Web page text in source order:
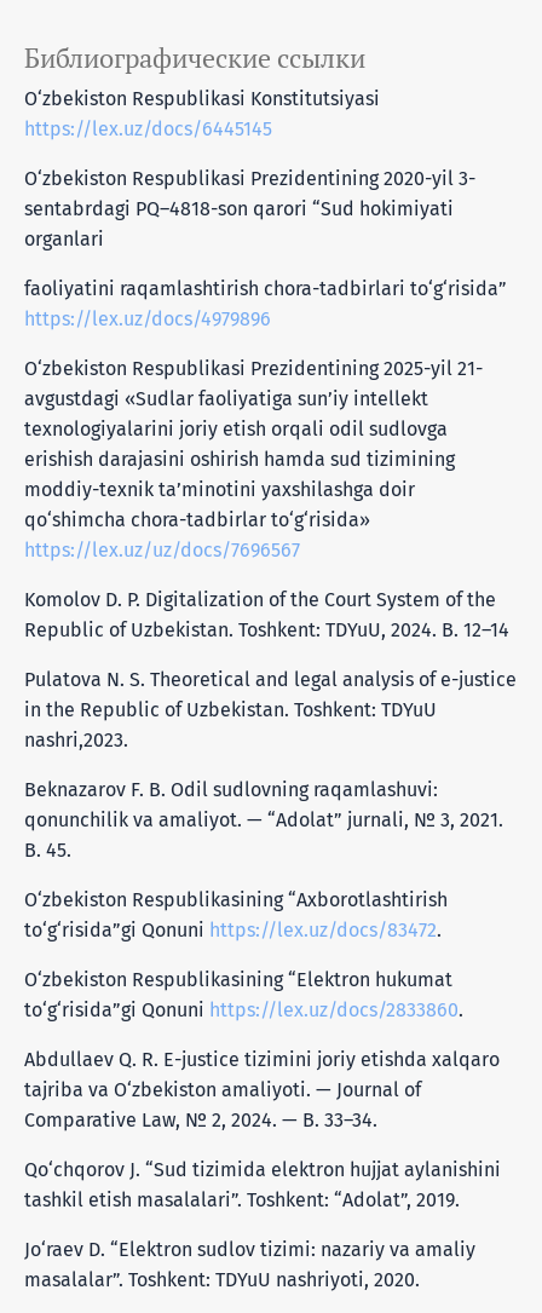
Библиографические ссылки
O‘zbekiston Respublikasi Konstitutsiyasi
https://lex.uz/docs/6445145
O‘zbekiston Respublikasi Prezidentining 2020-yil 3-
sentabrdagi PQ–4818-son qarori “Sud hokimiyati
organlari
faoliyatini raqamlashtirish chora-tadbirlari to‘g‘risida”
https://lex.uz/docs/4979896
O‘zbekiston Respublikasi Prezidentining 2025-yil 21-
avgustdagi «Sudlar faoliyatiga sun’iy intellekt
texnologiyalarini joriy etish orqali odil sudlovga
erishish darajasini oshirish hamda sud tizimining
moddiy-texnik ta’minotini yaxshilashga doir
qo‘shimcha chora-tadbirlar to‘g‘risida»
https://lex.uz/uz/docs/7696567
Komolov D. P. Digitalization of the Court System of the
Republic of Uzbekistan. Toshkent: TDYuU, 2024. B. 12–14
Pulatova N. S. Theoretical and legal analysis of e-justice
in the Republic of Uzbekistan. Toshkent: TDYuU
nashri,2023.
Beknazarov F. B. Odil sudlovning raqamlashuvi:
qonunchilik va amaliyot. — “Adolat” jurnali, № 3, 2021.
B. 45.
O‘zbekiston Respublikasining “Axborotlashtirish
to‘g‘risida”gi Qonuni https://lex.uz/docs/83472.
O‘zbekiston Respublikasining “Elektron hukumat
to‘g‘risida”gi Qonuni https://lex.uz/docs/2833860.
Abdullaev Q. R. E-justice tizimini joriy etishda xalqaro
tajriba va O‘zbekiston amaliyoti. — Journal of
Comparative Law, № 2, 2024. — B. 33–34.
Qo‘chqorov J. “Sud tizimida elektron hujjat aylanishini
tashkil etish masalalari”. Toshkent: “Adolat”, 2019.
Jo‘raev D. “Elektron sudlov tizimi: nazariy va amaliy
masalalar”. Toshkent: TDYuU nashriyoti, 2020.